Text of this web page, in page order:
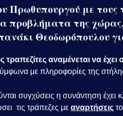
Πρωθυπουργού με τους
προβλήματα της
Θεοδωρόπουλου
τραπεζίτες αναμένεται να
με πληροφορίες της
συγχύσεις η συνάντηση έχει
τις τράπεζες με αναρτήσεις